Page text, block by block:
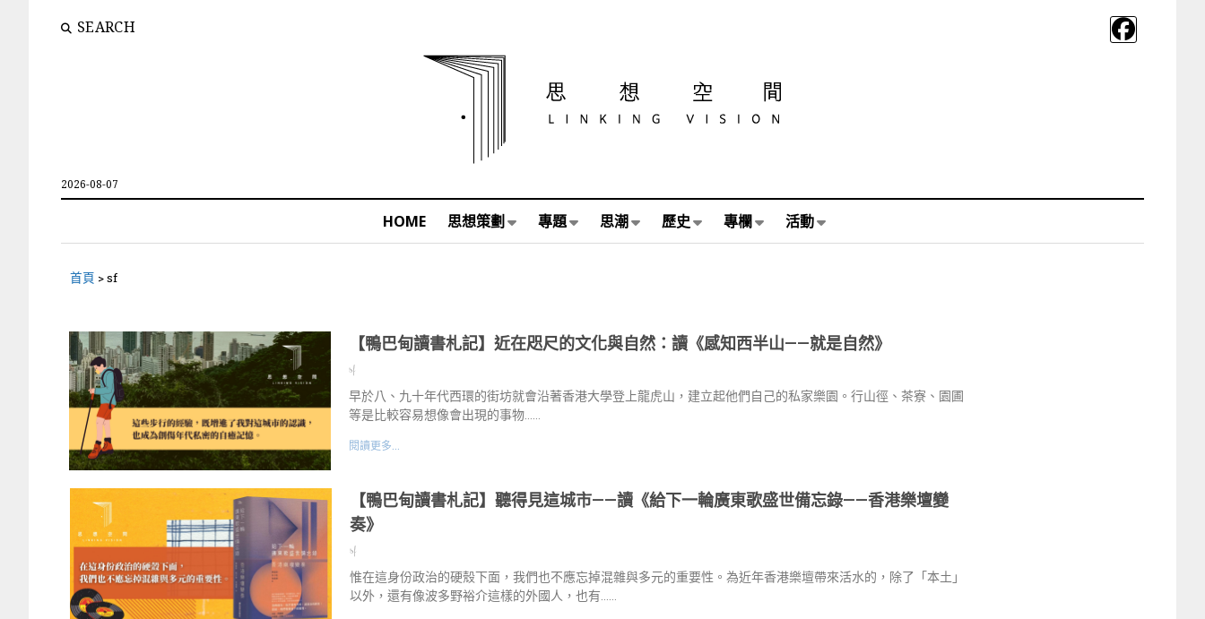
SEARCH
2026-08-07
HOME 思想策劃 專題 思潮 歷史 專欄 活動
首頁 >sf
【鴨巴甸讀書札記】近在咫尺的文化與自然：讀《感知西半山——就是自然》
sf
早於八、九十年代西環的街坊就會沿著香港大學登上龍虎山，建立起他們自己的私家樂園。行山徑、茶寮、園圃
等是比較容易想像會出現的事物……
閱讀更多...
【鴨巴甸讀書札記】聽得見這城市——讀《給下一輪廣東歌盛世備忘錄——香港樂壇變
奏》
sf
惟在這身份政治的硬殼下面，我們也不應忘掉混雜與多元的重要性。為近年香港樂壇帶來活水的，除了「本土」
以外，還有像波多野裕介這樣的外國人，也有……